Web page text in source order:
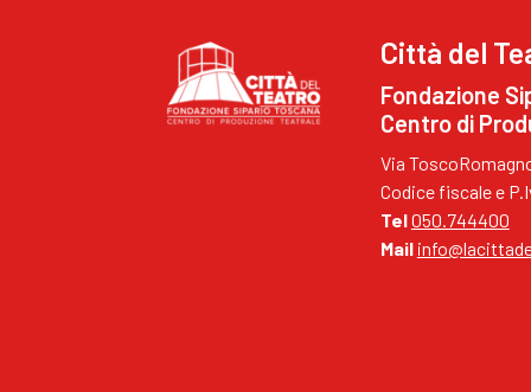
Città del
Fondazione
Centro di
Via
Codice fiscale e
Tel050.744400
Mail